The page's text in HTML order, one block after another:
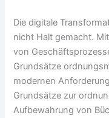
Die digitale
nicht Halt gemacht.
von
Grundsätze
modernen
Grundsätze zur
Aufbewahrung von